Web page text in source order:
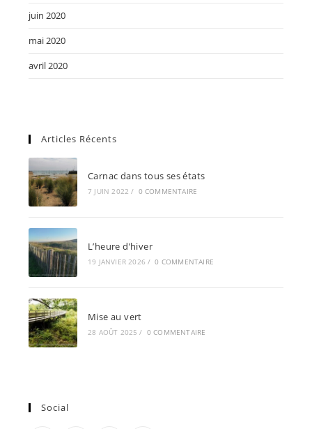
juin 2020
mai 2020
avril 2020
Articles Récents
Carnac dans tous ses états
7 JUIN 2022 / 0 COMMENTAIRE
L’heure d’hiver
19 JANVIER 2026 / 0 COMMENTAIRE
Mise au vert
28 AOÛT 2025 / 0 COMMENTAIRE
Social